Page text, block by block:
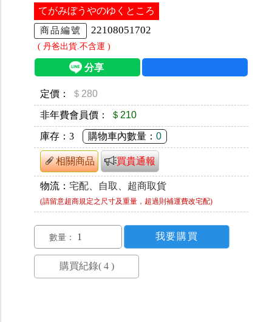
てがみぼうやのゆくところ
商品編號 22108051702
( 丹爸出貨.不含運 )
定價： ＄280
非年費會員價： ＄210
庫存： 3 購物車內數量： 0
相關商品 買貴通報
物流： 宅配、自取、超商取貨
(請留意超商規定之尺寸及重量，超過則補運費改宅配)
數量：